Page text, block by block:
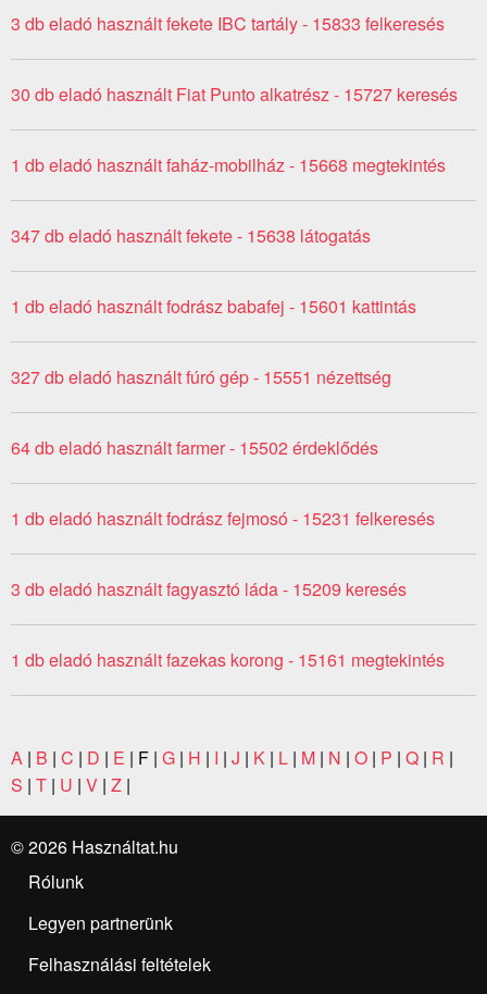
3 db eladó használt fekete IBC tartály - 15833 felkeresés
30 db eladó használt Fiat Punto alkatrész - 15727 keresés
1 db eladó használt faház-mobilház - 15668 megtekintés
347 db eladó használt fekete - 15638 látogatás
1 db eladó használt fodrász babafej - 15601 kattintás
327 db eladó használt fúró gép - 15551 nézettség
64 db eladó használt farmer - 15502 érdeklődés
1 db eladó használt fodrász fejmosó - 15231 felkeresés
3 db eladó használt fagyasztó láda - 15209 keresés
1 db eladó használt fazekas korong - 15161 megtekintés
A | B | C | D | E | F | G | H | I | J | K | L | M | N | O | P | Q | R |
S | T | U | V | Z |
© 2026 Használtat.hu
Rólunk
Legyen partnerünk
Felhasználási feltételek